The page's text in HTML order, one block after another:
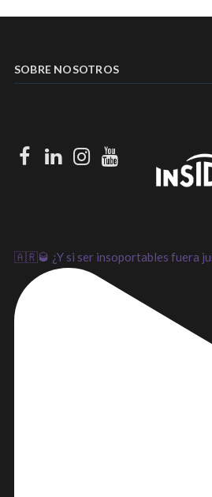
SOBRE NOSOTROS
Facebook
LinkedInInstagram
Youtube
🇦🇷🥃 ¿Y si ser insoportables fuera